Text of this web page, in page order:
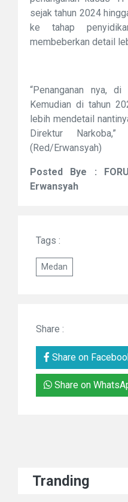
sejak tahun 2024
ke tahap
membeberkan detail
“Penanganan nya,
Kemudian di tahun
lebih mendetail
Direktur
(Red/Erwansyah)
Posted Bye :
Erwansyah
Tags :
Medan
Share :
Share on
Share on
Tranding